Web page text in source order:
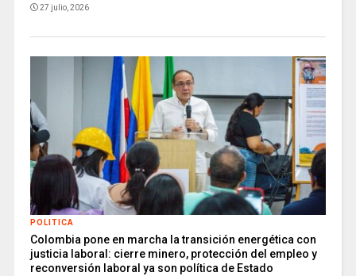
27 julio, 2026
POLITICA
Colombia pone en marcha la transición energética con
justicia laboral: cierre minero, protección del empleo y
reconversión laboral ya son política de Estado